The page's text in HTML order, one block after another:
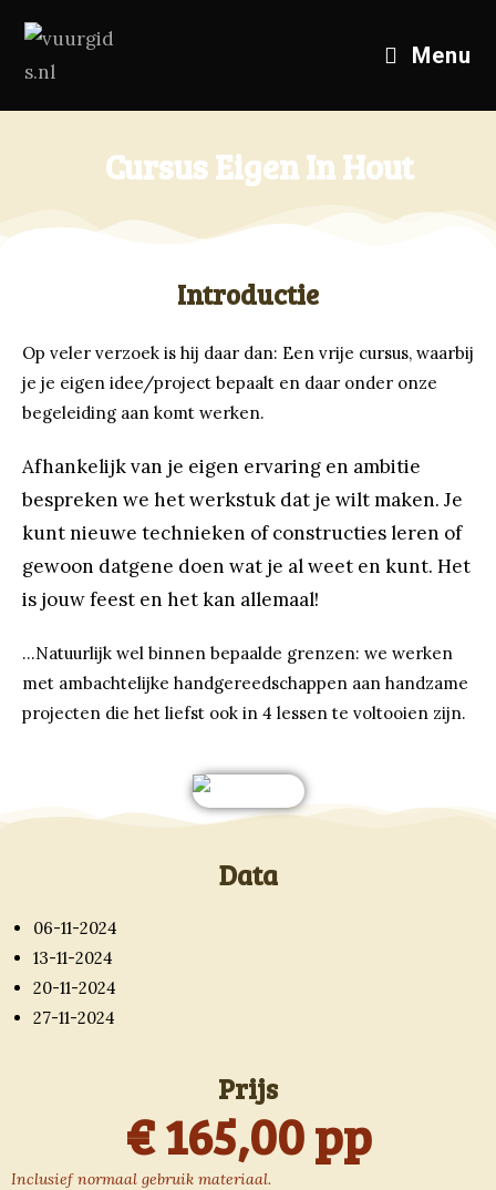
Menu
Cursus Eigen In Hout
Introductie
Op veler verzoek is hij daar dan: Een vrije cursus, waarbij
je je eigen idee/project bepaalt en daar onder onze
begeleiding aan komt werken.
Afhankelijk van je eigen ervaring en ambitie
bespreken we het werkstuk dat je wilt maken. Je
kunt nieuwe technieken of constructies leren of
gewoon datgene doen wat je al weet en kunt. Het
is jouw feest en het kan allemaal!
…Natuurlijk wel binnen bepaalde grenzen: we werken
met ambachtelijke handgereedschappen aan handzame
projecten die het liefst ook in 4 lessen te voltooien zijn.
Data
06-11-2024
13-11-2024
20-11-2024
27-11-2024
Prijs
€ 165,00 pp
Inclusief normaal gebruik materiaal.